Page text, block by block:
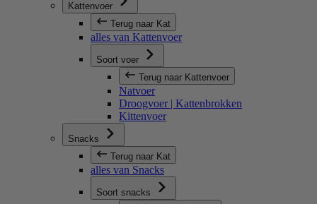
Kattenvoer
Terug naar Kat
alles van Kattenvoer
Soort voer
Terug naar Kattenvoer
Natvoer
Droogvoer | Kattenbrokken
Kittenvoer
Snacks
Terug naar Kat
alles van Snacks
Soort snacks